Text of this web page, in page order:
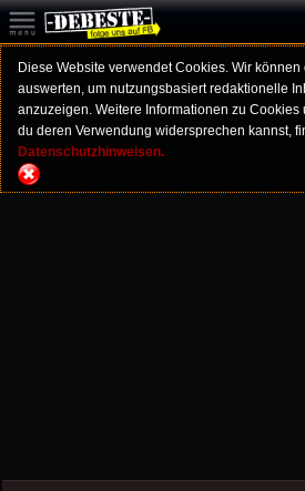
Diese Website verwendet Cookies. Wir
auswerten, um nutzungsbasiert redaktionelle
anzuzeigen. Weitere Informationen zu
du deren Verwendung widersprechen kannst,
Datenschutzhinweisen.